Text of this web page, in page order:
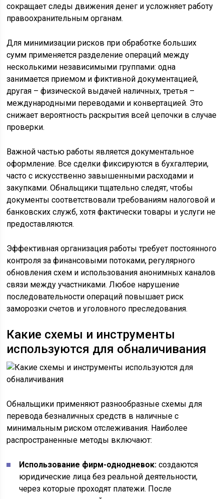
сокращает следы движения денег и усложняет работу
правоохранительным органам.
Для минимизации рисков при обработке больших
сумм применяется разделение операций между
несколькими независимыми группами: одна
занимается приемом и фиктивной документацией,
другая – физической выдачей наличных, третья –
международными переводами и конвертацией. Это
снижает вероятность раскрытия всей цепочки в случае
проверки.
Важной частью работы является документальное
оформление. Все сделки фиксируются в бухгалтерии,
часто с искусственно завышенными расходами и
закупками. Обнальщики тщательно следят, чтобы
документы соответствовали требованиям налоговой и
банковских служб, хотя фактически товары и услуги не
предоставляются.
Эффективная организация работы требует постоянного
контроля за финансовыми потоками, регулярного
обновления схем и использования анонимных каналов
связи между участниками. Любое нарушение
последовательности операций повышает риск
заморозки счетов и уголовного преследования.
Какие схемы и инструменты
используются для обналичивания
Обнальщики применяют разнообразные схемы для
перевода безналичных средств в наличные с
минимальным риском отслеживания. Наиболее
распространенные методы включают:
Использование фирм-однодневок: создаются
юридические лица без реальной деятельности,
через которые проходят платежи. После